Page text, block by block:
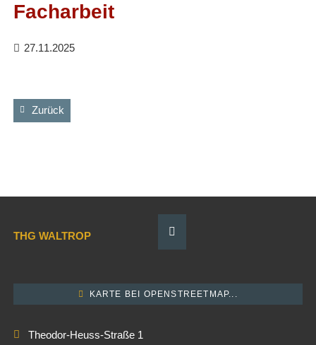
Facharbeit
27.11.2025
Zurück
THG WALTROP
KARTE BEI OPENSTREETMAP...
Theodor-Heuss-Straße 1